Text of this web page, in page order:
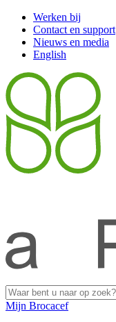
Werken bij
Contact en support
Nieuws en media
English
Mijn Brocacef